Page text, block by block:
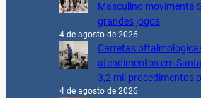
Masculino movimenta
grandes jogos
4 de agosto de 2026
Carretas
atendimentos em
3,2 mil procedimentos
4 de agosto de 2026